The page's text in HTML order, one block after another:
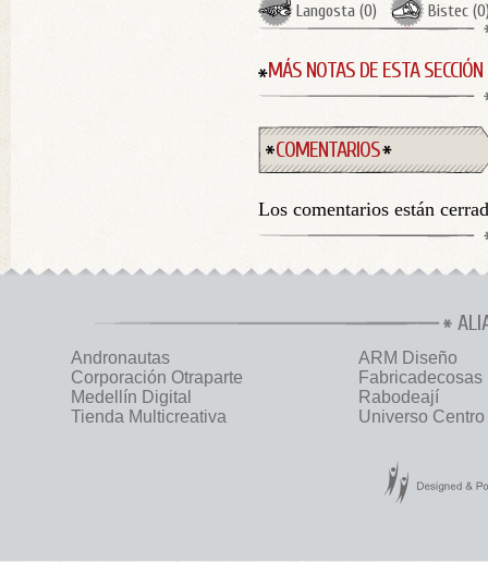
Langosta (0) Bistec (0
MÁS NOTAS DE ESTA SECCIÓN
COMENTARIOS
Los comentarios están
Andronautas
ARM Diseño
Corporación Otraparte
Fabricadecosas
Medellín Digital
Rabodeají
Tienda Multicreativa
Universo Centro